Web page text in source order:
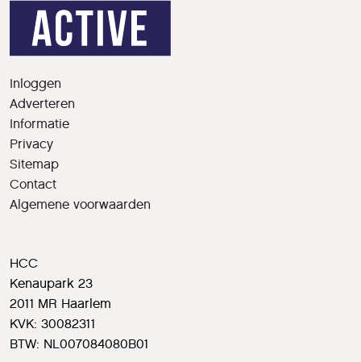
Inloggen
Adverteren
Informatie
Privacy
Sitemap
Contact
Algemene voorwaarden
HCC
Kenaupark 23
2011 MR Haarlem
KVK: 30082311
BTW: NL007084080B01